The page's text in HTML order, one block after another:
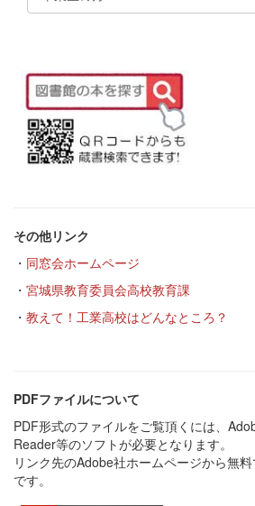
その他リンク
・ 同窓会ホームページ
・ 宮城県教育委員会高校教育課
・ 教えて！工業高校はどんなところ？
PDFファイルについて
PDF形式のファイルをご覧頂くには、
Reader等のソフトが必要となります。
リンク先のAdobe社ホームページから無
です。